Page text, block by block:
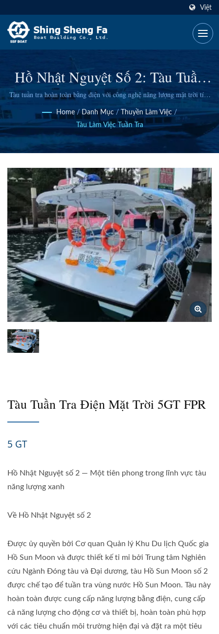
Việt
Hồ Nhật Nguyệt Số 2: Tàu Tuần
Tra Năng Lượng Xanh Tiên Phong
Của Đài Loan
Tàu tuần tra hoàn toàn bằng điện với công nghệ năng lượng mặt trời tích
hợp, được thiết kế bởi SSF cho các hoạt động đường thủy bền vững và
bảo vệ môi trường trong các môi trường hồ có lưu lượng giao thông cao.
Home / Danh Mục / Thuyền Làm Việc /
Tàu Làm Việc Tuần Tra
Tàu Tuần Tra Điện Mặt Trời 5GT FPR
5 GT
Hồ Nhật Nguyệt số 2 — Một tiên phong trong lĩnh vực tàu
năng lượng xanh
Về Hồ Nhật Nguyệt số 2
Được ủy quyền bởi Cơ quan Quản lý Khu Du lịch Quốc gia
Hồ Sun Moon và được thiết kế tỉ mỉ bởi Trung tâm Nghiên
cứu Ngành Đóng tàu và Đại dương, tàu Hồ Sun Moon số 2
được chế tạo để tuần tra vùng nước Hồ Sun Moon. Tàu này
hoàn toàn được cung cấp năng lượng bằng điện, cung cấp
cả năng lượng cho động cơ và thiết bị, hoàn toàn phù hợp
với các tiêu chuẩn môi trường hiện đại và đặt ra một tiêu